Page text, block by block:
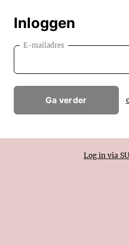
Inloggen
E-mailadres
Ga verder
Log in via